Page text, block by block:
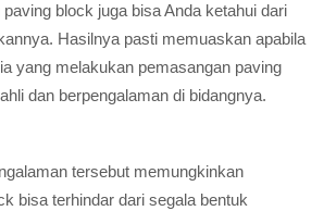
block juga bisa Anda ketahui dari
Hasilnya pasti memuaskan apabila
yang melakukan pemasangan paving
dan berpengalaman di bidangnya.
tersebut memungkinkan
bisa terhindar dari segala bentuk